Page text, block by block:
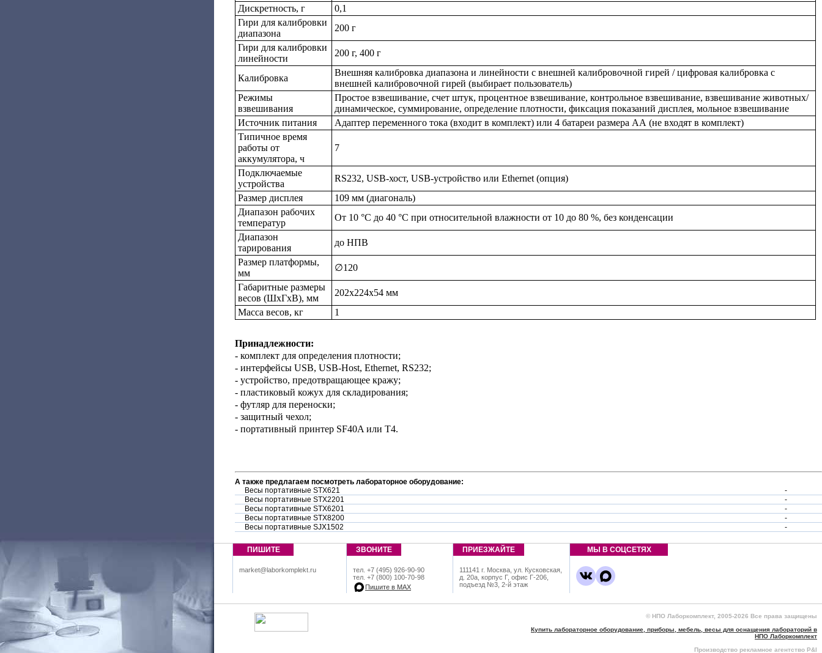
Дискретность, г
0,1
Гири для калибровки
диапазона
200 г
Гири для калибровки
линейности
200 г, 400 г
Калибровка
Внешняя калибровка диапазона и линейности с внешней калибровочной гирей / цифровая калибровка с
внешней калибровочной гирей (выбирает пользователь)
Режимы
взвешивания
Простое взвешивание, счет штук, процентное взвешивание, контрольное взвешивание, взвешивание животных/
динамическое, суммирование, определение плотности, фиксация показаний дисплея, мольное взвешивание
Источник питания
Адаптер переменного тока (входит в комплект) или 4 батареи размера АА (не входят в комплект)
Типичное время
работы от
аккумулятора, ч
7
Подключаемые
устройства
RS232, USB-хост, USB-устройство или Ethernet (опция)
Размер дисплея
109 мм (диагональ)
Диапазон рабочих
температур
От 10 °C до 40 °C при относительной влажности от 10 до 80 %, без конденсации
Диапазон
тарирования
до НПВ
Размер платформы,
мм
∅120
Габаритные размеры
весов (ШхГхВ), мм
202x224x54 мм
Масса весов, кг
1
Принадлежности:
- комплект для определения плотности;
- интерфейсы USB, USB-Host, Ethernet, RS232;
- устройство, предотвращающее кражу;
- пластиковый кожух для складирования;
- футляр для переноски;
- защитный чехол;
- портативный принтер SF40A или T4.
А также предлагаем посмотреть лабораторное оборудование:
Весы портативные STX621
-
Весы портативные STX2201
-
Весы портативные STX6201
-
Весы портативные STX8200
-
Весы портативные SJX1502
-
ПИШИТЕ
market@laborkomplekt.ru
ЗВОНИТЕ
тел. +7 (495) 926-90-90
тел. +7 (800) 100-70-98
Пишите в МАХ
ПРИЕЗЖАЙТЕ
111141 г. Москва, ул. Кусковская,
д. 20а, корпус Г, офис Г-206,
подъезд №3, 2-й этаж
МЫ В СОЦСЕТЯХ
© НПО Лаборкомплект, 2005-2026 Все права защищены
Купить лабораторное оборудование, приборы, мебель, весы для оснащения лабораторий в
НПО Лаборкомплект
Производство рекламное агентство P&I